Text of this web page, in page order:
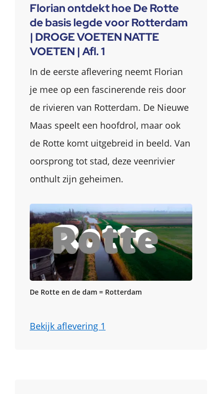
Florian ontdekt hoe De Rotte
de basis legde voor Rotterdam
| DROGE VOETEN NATTE
VOETEN | Afl. 1
In de eerste aflevering neemt Florian
je mee op een fascinerende reis door
de rivieren van Rotterdam. De Nieuwe
Maas speelt een hoofdrol, maar ook
de Rotte komt uitgebreid in beeld. Van
oorsprong tot stad, deze veenrivier
onthult zijn geheimen.
De Rotte en de dam = Rotterdam
Bekijk aflevering 1